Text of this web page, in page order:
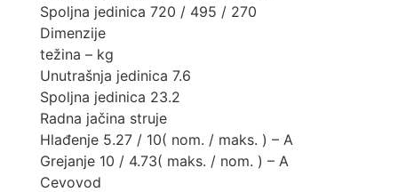
Spoljna jedinica 720 / 495 / 270
Dimenzije
težina – kg
Unutrašnja jedinica 7.6
Spoljna jedinica 23.2
Radna jačina struje
Hlađenje 5.27 / 10( nom. / maks. ) – A
Grejanje 10 / 4.73( maks. / nom. ) – A
Cevovod